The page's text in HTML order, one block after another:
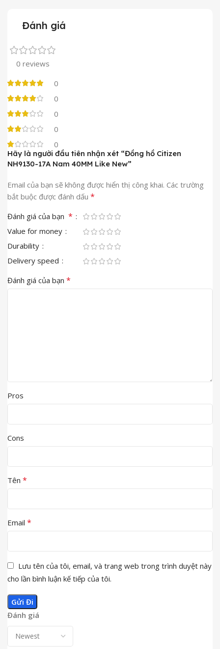
Đánh giá
0 reviews
0
0
0
0
0
Đánh giá
Hãy là người đầu tiên nhận xét “Đồng hồ Citizen
NH9130-17A Nam 40MM Like New”
Email của bạn sẽ không được hiển thị công khai. Các trường
bắt buộc được đánh dấu *
Đánh giá của bạn *
Value for money
Durability
Delivery speed
Đánh giá của bạn *
Pros
Cons
Tên *
Email *
Lưu tên của tôi, email, và trang web trong trình duyệt này
cho lần bình luận kế tiếp của tôi.